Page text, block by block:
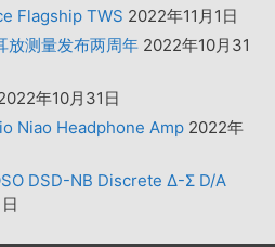
Flagship TWS 2022年11月1日
测量发布两周年 2022年10月31
年10月31日
Niao Headphone Amp 2022年
DSD-NB Discrete Δ-Σ D/A